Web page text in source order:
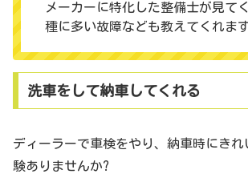
メーカーに特化した整備士が見て
種に多い故障なども教えてくれま
洗車をして納車してくれる
ディーラーで車検をやり、納車時にき
験ありませんか?